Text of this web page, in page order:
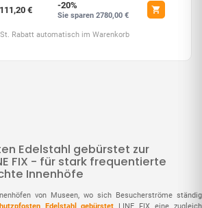
Edelstahl gebürstet zur
FIX - für stark frequentierte
Innenhöfe
von Museen, wo sich Besucherströme ständig
Edelstahl gebürstet LINE FIX eine zugleich
111,20 € -20%
Sie sparen 2780,00 €
Rabatt automatisch im Warenkorb